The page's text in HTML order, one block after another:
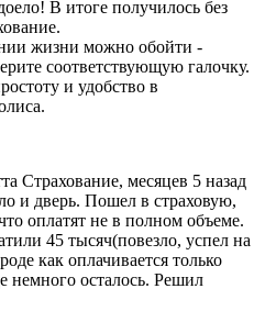
В итоге получилось без
жизни можно обойти -
соответствующую галочку.
и удобство в
Страхование, месяцев 5 назад
и дверь. Пошел в страховую,
оплатят не в полном объеме.
45 тысяч(повезло, успел на
как оплачивается только
немного осталось. Решил